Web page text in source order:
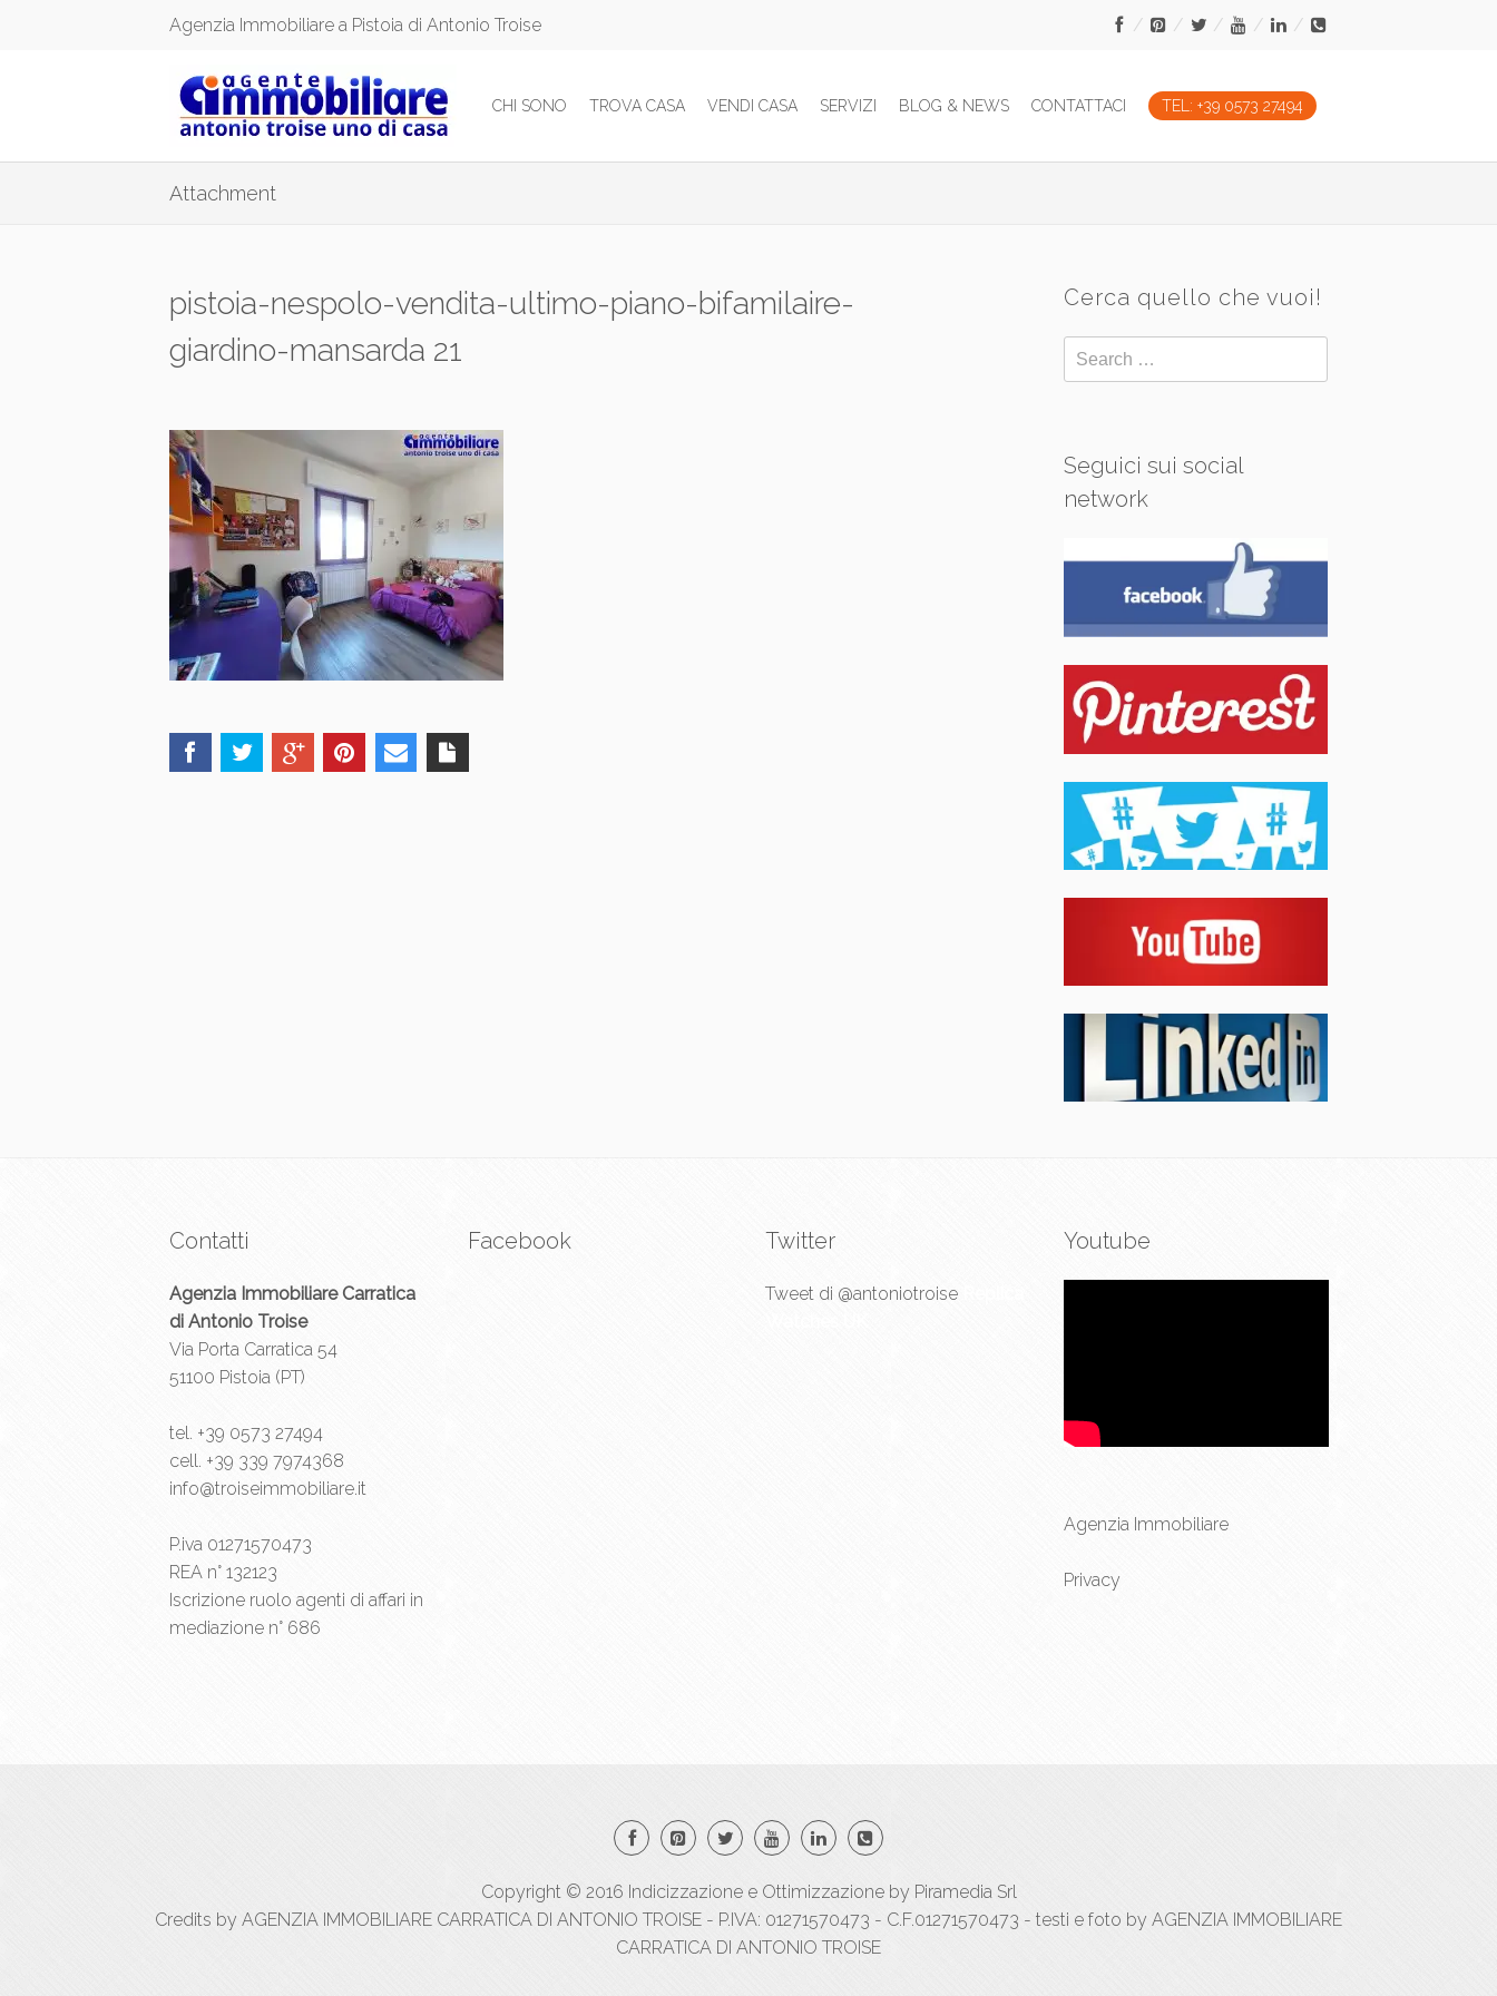
Agenzia Immobiliare a Pistoia di Antonio Troise
CHI SONO TROVA CASA VENDI CASA SERVIZI BLOG & NEWS CONTATTACI TEL: +39 0573 27494
Attachment
pistoia-nespolo-vendita-ultimo-piano-bifamilaire-
giardino-mansarda 21
Cerca quello che vuoi!
Seguici sui social
network
Contatti
Agenzia Immobiliare Carratica
di Antonio Troise
Via Porta Carratica 54
51100 Pistoia (PT)
tel. +39 0573 27494
cell. +39 339 7974368
info@troiseimmobiliare.it
P.iva 01271570473
REA n° 132123
Iscrizione ruolo agenti di affari in
mediazione n° 686
Facebook Twitter
Tweet di @antoniotroise
Youtube
Agenzia Immobiliare
Privacy
Copyright © 2016 Indicizzazionee Ottimizzazioneby Piramedia Srl
Credits by AGENZIA IMMOBILIARE CARRATICA DI ANTONIO TROISE - P.IVA: 01271570473 - C.F.01271570473 - testi e foto by AGENZIA IMMOBILIARE
CARRATICA DI ANTONIO TROISE